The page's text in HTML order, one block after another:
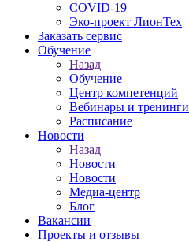
COVID-19
Эко-проект ЛионТех
Заказать сервис
Обучение
Назад
Обучение
Центр компетенций
Вебинары и тренинги
Расписание
Новости
Назад
Новости
Новости
Медиа-центр
Блог
Вакансии
Проекты и отзывы